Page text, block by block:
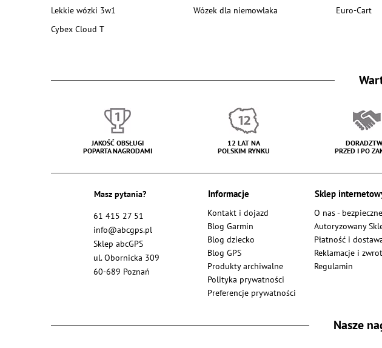
Lekkie wózki 3w1
Wózek dla niemowlaka Euro-Cart
Cybex Cloud T
JAKOŚĆ OBSŁUGI
POPARTA NAGRODAMI
12 LAT NA
POLSKIM RYNKU
PRZED I PO
Masz pytania?
61 415 27 51
info@abcgps.pl
Sklep abcGPS
ul. Obornicka 309
60-689 Poznań
Informacje
Kontakt i dojazd
Blog Garmin
Blog dziecko
Blog GPS
Produkty archiwalne
Polityka prywatności
Preferencje prywatności
Sklep
O nas -
Autoryzowany
Płatność i
Reklamacje i
Regulamin
Nasze